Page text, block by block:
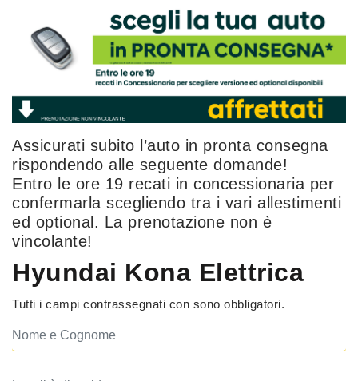
Assicurati subito l’auto in pronta consegna
rispondendo alle seguente domande!
Entro le ore 19 recati in concessionaria per
confermarla scegliendo tra i vari allestimenti
ed optional. La prenotazione non è
vincolante!
Hyundai Kona Elettrica
Tutti i campi contrassegnati con sono obbligatori.